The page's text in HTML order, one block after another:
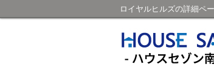
ロイヤルヒルズの詳細ペ